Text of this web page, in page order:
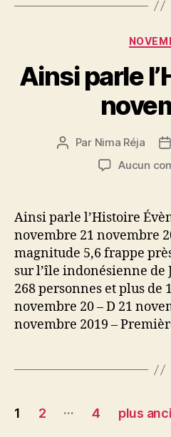
Ainsi parle
Auteur
Par Nima Réja
Aucun
Ainsi parle l’Histoire
novembre 21 novembre
magnitude 5,6 frappe
sur l’île indonésienne de
268 personnes et plus de
novembre 20 – D 21
novembre 2019 –
Navigation
1 2 … 4 plus